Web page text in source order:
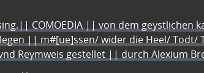
COMOEDIA || von dem
|| m#[ue]ssen/ wider die Heel/
Reymweis gestellet || durch Alexium